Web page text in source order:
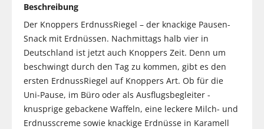
Beschreibung
Der Knoppers ErdnussRiegel – der knackige Pausen-
Snack mit Erdnüssen. Nachmittags halb vier in
Deutschland ist jetzt auch Knoppers Zeit. Denn um
beschwingt durch den Tag zu kommen, gibt es den
ersten ErdnussRiegel auf Knoppers Art. Ob für die
Uni-Pause, im Büro oder als Ausflugsbegleiter -
knusprige gebackene Waffeln, eine leckere Milch- und
Erdnusscreme sowie knackige Erdnüsse in Karamell